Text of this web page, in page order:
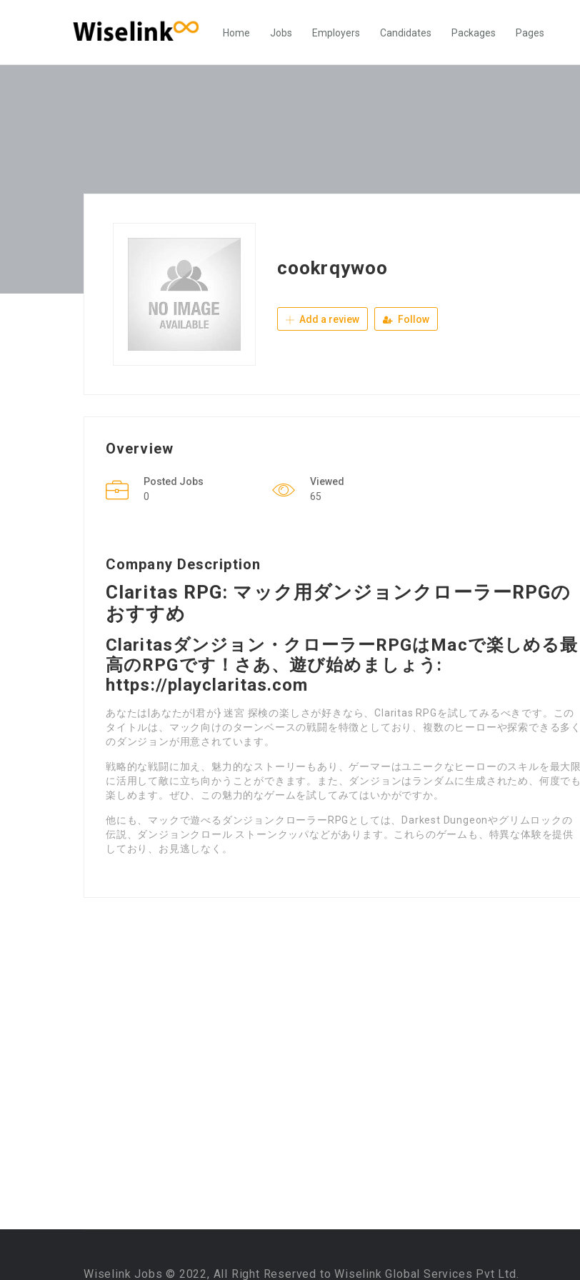
Home Jobs Employers Candidates Packages Pages
cookrqywoo
Add a review Follow
Overview
Posted Jobs
0
Viewed
65
Company Description
Claritas RPG: マック用ダンジョンクローラーRPGの
おすすめ
Claritasダンジョン・クローラーRPGはMacで楽しめる最
高のRPGです！さあ、遊び始めましょう:
https://playclaritas.com
あなたは|あなたが|君が} 迷宮 探検の楽しさが好きなら、Claritas RPGを試してみるべきです。この
タイトルは、マック向けのターンベースの戦闘を特徴としており、複数のヒーローや探索できる多く
のダンジョンが用意されています。
戦略的な戦闘に加え、魅力的なストーリーもあり、ゲーマーはユニークなヒーローのスキルを最大限
に活用して敵に立ち向かうことができます。また、ダンジョンはランダムに生成されため、何度でも
楽しめます。ぜひ、この魅力的なゲームを試してみてはいかがですか。
他にも、マックで遊べるダンジョンクローラーRPGとしては、Darkest Dungeonやグリムロックの
伝説、ダンジョンクロール ストーンクッパなどがあります。これらのゲームも、特異な体験を提供
しており、お見逃しなく。
Wiselink Jobs © 2022, All Right Reserved to Wiselink Global Services Pvt Ltd.